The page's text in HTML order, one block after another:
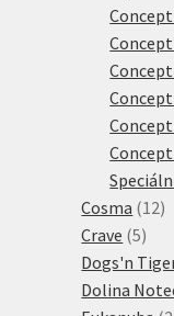
Cosma 1212
Crave 55
Dogs'n
Dolina